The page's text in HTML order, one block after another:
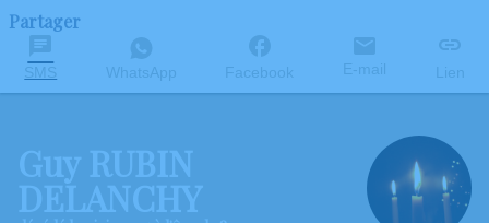
Partager
SMS WhatsApp Facebook E-mail Lien
Guy RUBIN
DELANCHY